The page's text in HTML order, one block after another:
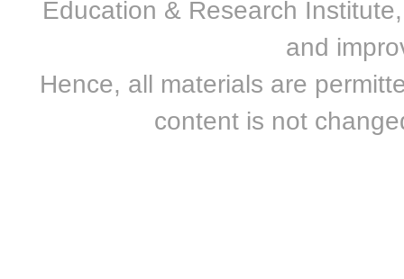
Education & Research
and
Hence, all materials are
content is not